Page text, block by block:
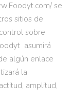
se
sitios de
sobre
asumirá
algún enlace
la
amplitud,